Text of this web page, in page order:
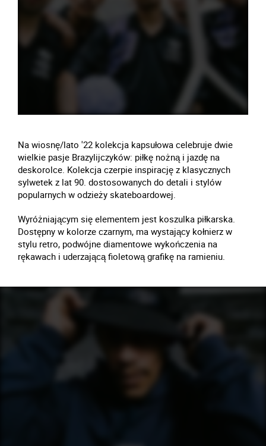
Na wiosnę/lato '22 kolekcja kapsułowa celebruje dwie
wielkie pasje Brazylijczyków: piłkę nożną i jazdę na
deskorolce. Kolekcja czerpie inspirację z klasycznych
sylwetek z lat 90. dostosowanych do detali i stylów
popularnych w odzieży skateboardowej.
Wyróżniającym się elementem jest koszulka piłkarska.
Dostępny w kolorze czarnym, ma wystający kołnierz w
stylu retro, podwójne diamentowe wykończenia na
rękawach i uderzającą fioletową grafikę na ramieniu.